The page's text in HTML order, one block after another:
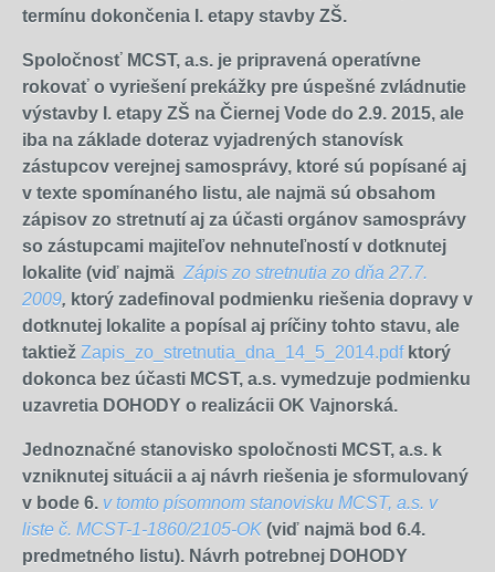
termínu dokončenia I. etapy stavby ZŠ.
Spoločnosť MCST, a.s. je pripravená operatívne
rokovať o vyriešení prekážky pre úspešné zvládnutie
výstavby I. etapy ZŠ na Čiernej Vode do 2.9. 2015, ale
iba na základe doteraz vyjadrených stanovísk
zástupcov verejnej samosprávy, ktoré sú popísané aj
v texte spomínaného listu, ale najmä sú obsahom
zápisov zo stretnutí aj za účasti orgánov samosprávy
so zástupcami majiteľov nehnuteľností v dotknutej
lokalite (viď najmä Zápis zo stretnutia zo dňa 27.7.
2009, ktorý zadefinoval podmienku riešenia dopravy v
dotknutej lokalite a popísal aj príčiny tohto stavu, ale
taktiež Zapis_zo_stretnutia_dna_14_5_2014.pdfktorý
dokonca bez účasti MCST, a.s. vymedzuje podmienku
uzavretia DOHODY o realizácii OK Vajnorská.
Jednoznačné stanovisko spoločnosti MCST, a.s. k
vzniknutej situácii a aj návrh riešenia je sformulovaný
v bode 6. v tomto písomnom stanovisku MCST, a.s. v
liste č. MCST-1-1860/2105-OK (viď najmä bod 6.4.
predmetného listu). Návrh potrebnej DOHODY